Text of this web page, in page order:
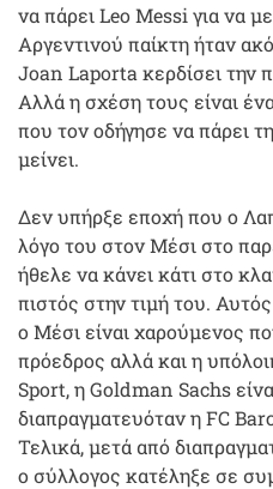
να πάρει Leo Messi για να
Αργεντινού παίκτη ήταν
Joan Laporta κερδίσει την
Αλλά η σχέση τους είναι
που τον οδήγησε να πάρει
μείνει.
Δεν υπήρξε εποχή που ο
λόγο του στον Μέσι στο
ήθελε να κάνει κάτι στο
πιστός στην τιμή του.
ο Μέσι είναι χαρούμενος
πρόεδρος αλλά και η
Sport, η Goldman Sachs
διαπραγματευόταν η FC
Τελικά, μετά από
ο σύλλογος κατέληξε σε